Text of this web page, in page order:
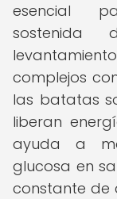
esencial
sostenida
complejos
las batatas
liberan
ayuda a
glucosa en
constante de